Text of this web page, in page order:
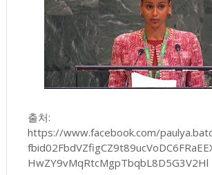
출처:
https://www.facebook.com/
HwZY9vMqRtcMgpTbqbL8D5G3V2Hl